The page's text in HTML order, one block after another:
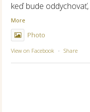
keď bude
More
Photo
View on Facebook · Share